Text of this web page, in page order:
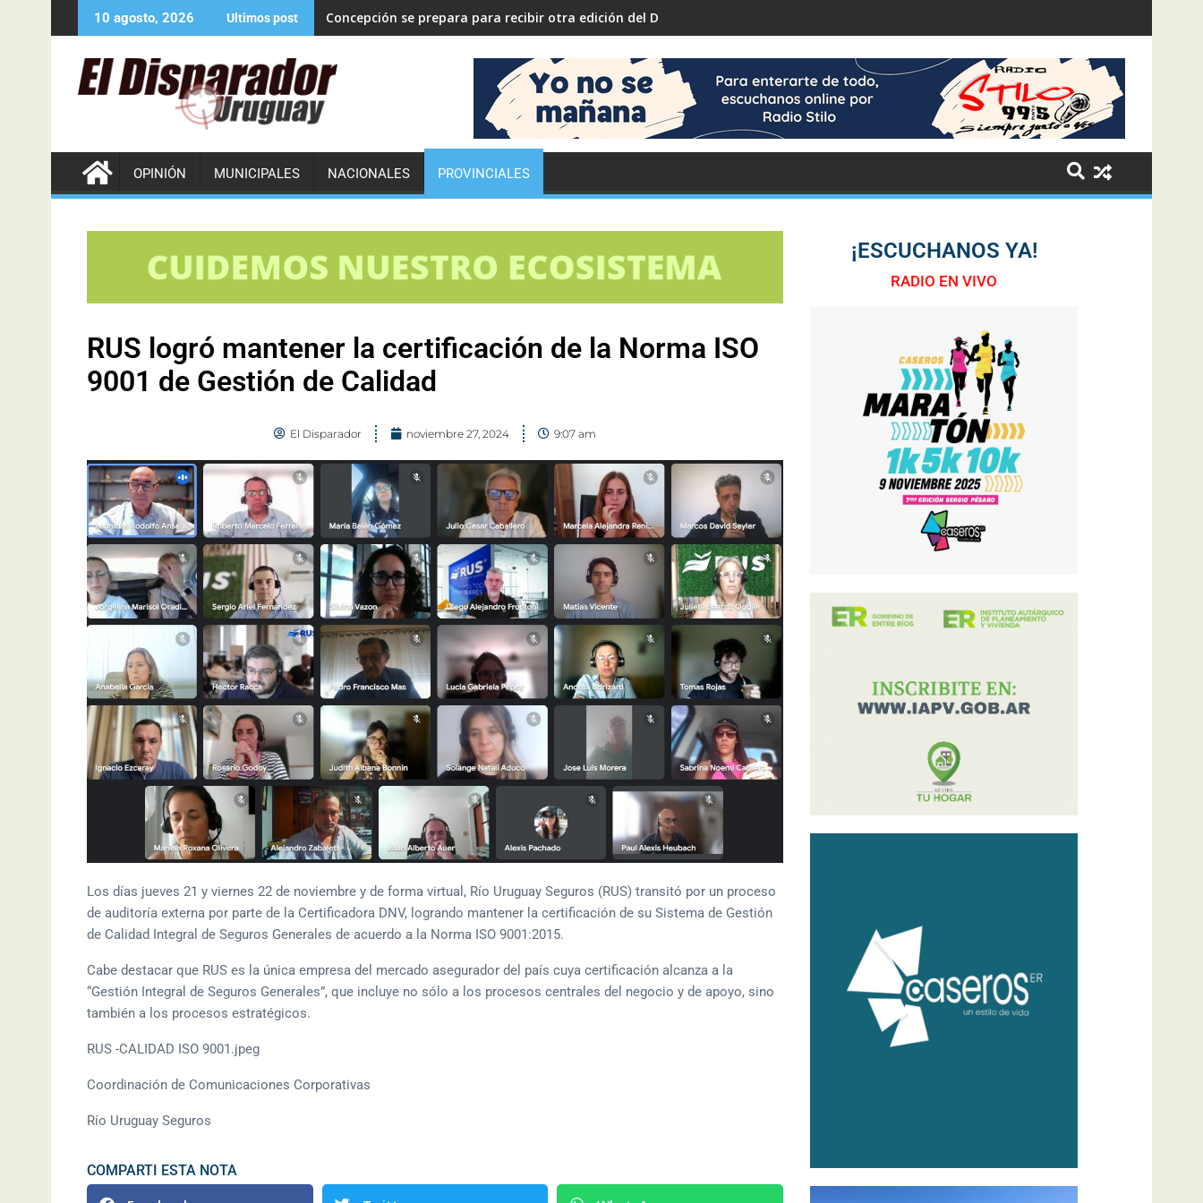
10 agosto, 2026 Ultimos post Concepción se prepara para recibir otra edición del Desafío ECO YPF
OPINIÓN MUNICIPALES NACIONALES PROVINCIALES
RUS logró mantener la certificación de la Norma ISO
9001 de Gestión de Calidad
El Disparador noviembre 27, 2024 9:07 am
Los días jueves 21 y viernes 22 de noviembre y de forma virtual, Río Uruguay Seguros (RUS) transitó por un proceso
de auditoría externa por parte de la Certificadora DNV, logrando mantener la certificación de su Sistema de Gestión
de Calidad Integral de Seguros Generales de acuerdo a la Norma ISO 9001:2015.
Cabe destacar que RUS es la única empresa del mercado asegurador del país cuya certificación alcanza a la
“Gestión Integral de Seguros Generales”, que incluye no sólo a los procesos centrales del negocio y de apoyo, sino
también a los procesos estratégicos.
RUS -CALIDAD ISO 9001.jpeg
Coordinación de Comunicaciones Corporativas
Río Uruguay Seguros
COMPARTI ESTA NOTA
¡ESCUCHANOS YA!
RADIO EN VIVO